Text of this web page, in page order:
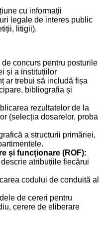
cu informații
legale de interes public
litigii).
concurs pentru posturile
și a instituțiilor
ar trebui să includă fișa
bibliografia și
rezultatelor de la
(selecția dosarelor, proba
a structurii primăriei,
și funcționare (ROF):
atribuțiile fiecărui
codului de conduită al
de cereri pentru
cerere de eliberare